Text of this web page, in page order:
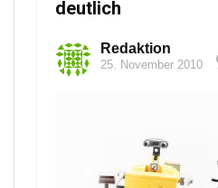
deutlich
Redaktion
25. November 2010